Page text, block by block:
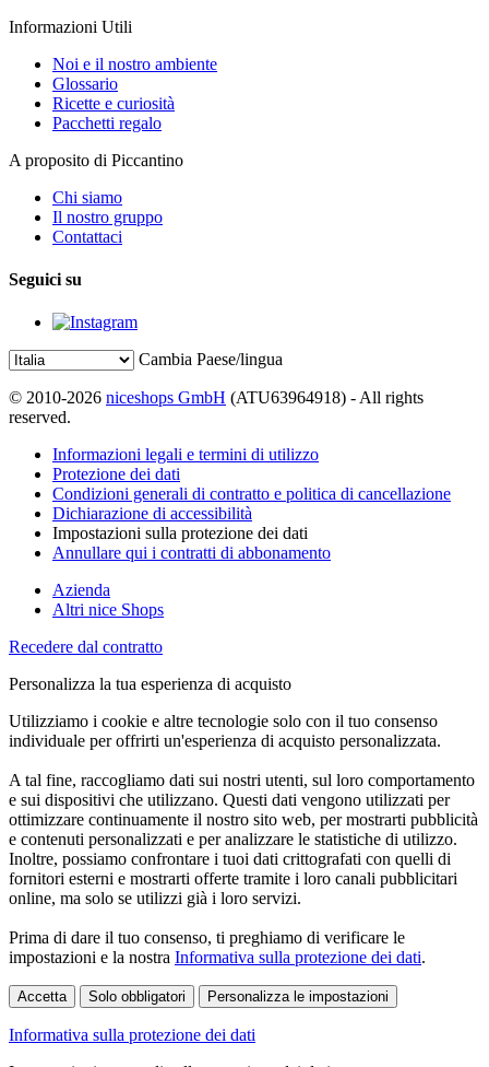
Informazioni Utili
Noi e il nostro ambiente
Glossario
Ricette e curiosità
Pacchetti regalo
A proposito di Piccantino
Chi siamo
Il nostro gruppo
Contattaci
Seguici su
Cambia Paese/lingua
© 2010-2026 niceshops GmbH (ATU63964918) - All rights
reserved.
Informazioni legali e termini di utilizzo
Protezione dei dati
Condizioni generali di contratto e politica di cancellazione
Dichiarazione di accessibilità
Impostazioni sulla protezione dei dati
Annullare qui i contratti di abbonamento
Azienda
Altri nice Shops
Recedere dal contratto
Personalizza la tua esperienza di acquisto
Utilizziamo i cookie e altre tecnologie solo con il tuo consenso
individuale per offrirti un'esperienza di acquisto personalizzata.
A tal fine, raccogliamo dati sui nostri utenti, sul loro comportamento
e sui dispositivi che utilizzano. Questi dati vengono utilizzati per
ottimizzare continuamente il nostro sito web, per mostrarti pubblicità
e contenuti personalizzati e per analizzare le statistiche di utilizzo.
Inoltre, possiamo confrontare i tuoi dati crittografati con quelli di
fornitori esterni e mostrarti offerte tramite i loro canali pubblicitari
online, ma solo se utilizzi già i loro servizi.
Prima di dare il tuo consenso, ti preghiamo di verificare le
impostazioni e la nostra Informativa sulla protezione dei dati.
Accetta Solo obbligatori Personalizza le impostazioni
Informativa sulla protezione dei dati